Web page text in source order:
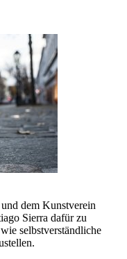
dem Kunstverein
Sierra dafür zu
selbstverständliche